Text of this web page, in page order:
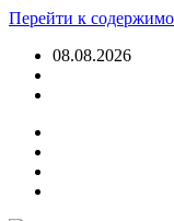
Перейти к
08.08.2026